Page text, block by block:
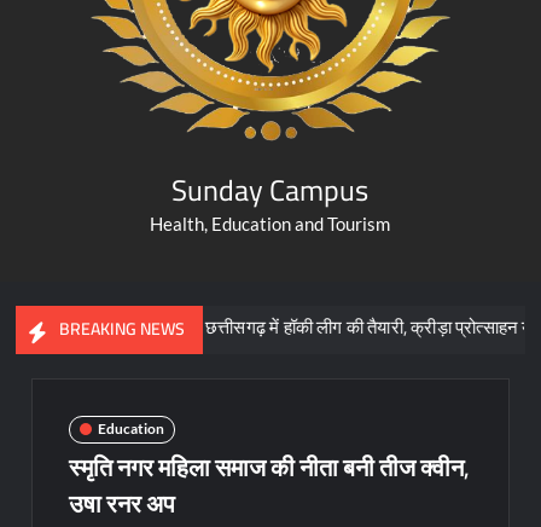
Sunday Campus
Health, Education and Tourism
BREAKING NEWS
साय छत्तीसगढ़ में हॉकी लीग की तैयारी, क्रीड़ा प्रोत्साहन योजना के लिए
Education
स्मृति नगर महिला समाज की नीता बनी तीज क्वीन,
उषा रनर अप